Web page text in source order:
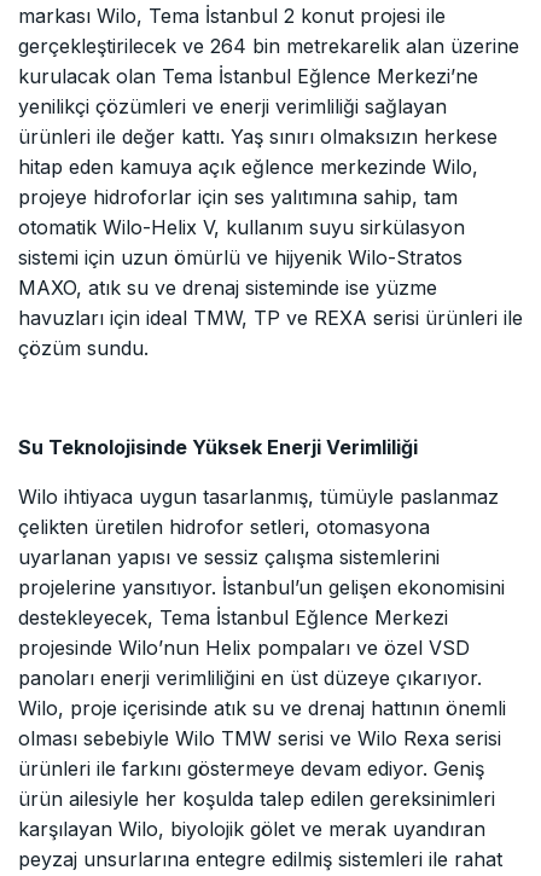
markası Wilo, Tema İstanbul 2 konut projesi ile
gerçekleştirilecek ve 264 bin metrekarelik alan üzerine
kurulacak olan Tema İstanbul Eğlence Merkezi’ne
yenilikçi çözümleri ve enerji verimliliği sağlayan
ürünleri ile değer kattı. Yaş sınırı olmaksızın herkese
hitap eden kamuya açık eğlence merkezinde Wilo,
projeye hidroforlar için ses yalıtımına sahip, tam
otomatik Wilo-Helix V, kullanım suyu sirkülasyon
sistemi için uzun ömürlü ve hijyenik Wilo-Stratos
MAXO, atık su ve drenaj sisteminde ise yüzme
havuzları için ideal TMW, TP ve REXA serisi ürünleri ile
çözüm sundu.
Su Teknolojisinde Yüksek Enerji Verimliliği
Wilo ihtiyaca uygun tasarlanmış, tümüyle paslanmaz
çelikten üretilen hidrofor setleri, otomasyona
uyarlanan yapısı ve sessiz çalışma sistemlerini
projelerine yansıtıyor. İstanbul’un gelişen ekonomisini
destekleyecek, Tema İstanbul Eğlence Merkezi
projesinde Wilo’nun Helix pompaları ve özel VSD
panoları enerji verimliliğini en üst düzeye çıkarıyor.
Wilo, proje içerisinde atık su ve drenaj hattının önemli
olması sebebiyle Wilo TMW serisi ve Wilo Rexa serisi
ürünleri ile farkını göstermeye devam ediyor. Geniş
ürün ailesiyle her koşulda talep edilen gereksinimleri
karşılayan Wilo, biyolojik gölet ve merak uyandıran
peyzaj unsurlarına entegre edilmiş sistemleri ile rahat